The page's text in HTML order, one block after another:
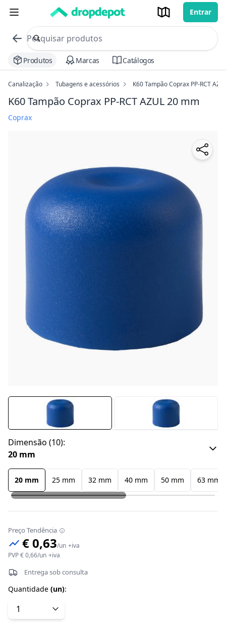
Entrar
commerce search no header
Procurar
Produtos Marcas Catálogos
Canalização Tubagens e acessórios K60 Tampão Coprax PP-RCT
K60 Tampão Coprax PP-RCT AZUL 20 mm
Coprax
Dimensão (10):
20 mm
20 mm 25 mm 32 mm 40 mm 50 mm 63 mm
Preço Tendência
€ 0,63/un +iva
PVP€ 0,66/un +iva
Entrega sob consulta
Quantidade (un):